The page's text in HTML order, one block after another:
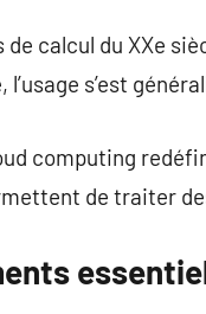
de calcul du XXe
l’usage s’est
computing
de traiter